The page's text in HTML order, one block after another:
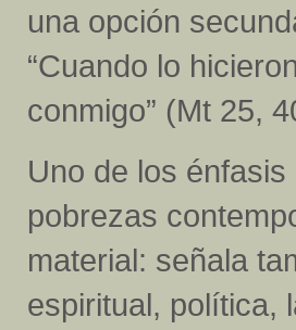
una opción
“Cuando lo
conmigo” (Mt 25,
Uno de los
pobrezas
material: señala
espiritual, política,